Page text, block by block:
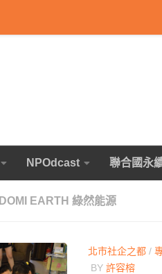
NPOdcast 聯合國永
DOMI EARTH 綠然能源
北市社企之都 /
BY 許容榕